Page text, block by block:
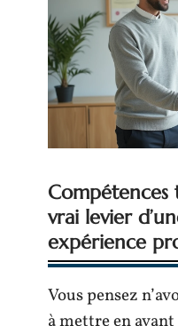
Compétences
vrai levier
expérience
Vous pensez